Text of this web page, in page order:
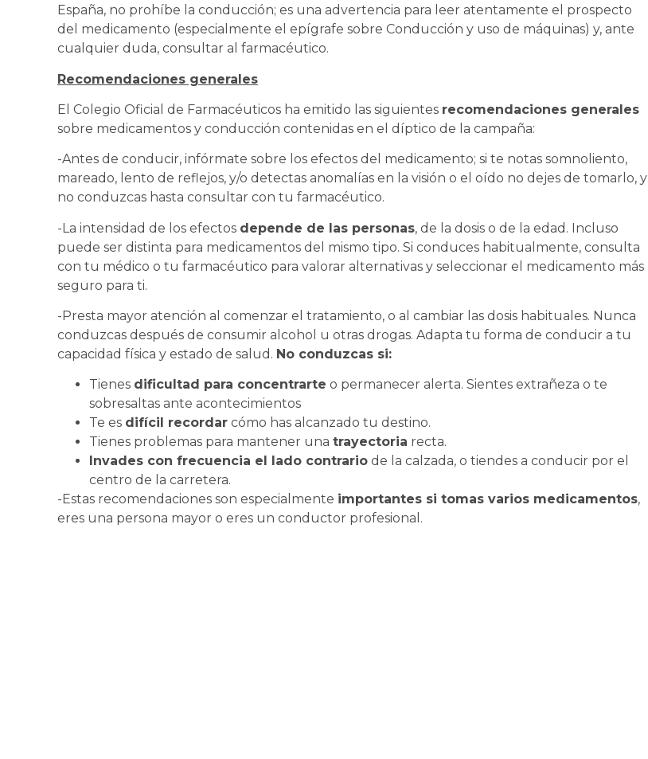
España, no prohíbe la conducción; es una advertencia para leer atentamente el prospecto
del medicamento (especialmente el epígrafe sobre Conducción y uso de máquinas) y, ante
cualquier duda, consultar al farmacéutico.
Recomendaciones generales
El Colegio Oficial de Farmacéuticos ha emitido las siguientes recomendaciones generales
sobre medicamentos y conducción contenidas en el díptico de la campaña:
-Antes de conducir, infórmate sobre los efectos del medicamento; si te notas somnoliento,
mareado, lento de reflejos, y/o detectas anomalías en la visión o el oído no dejes de tomarlo, y
no conduzcas hasta consultar con tu farmacéutico.
-La intensidad de los efectos depende de las personas, de la dosis o de la edad. Incluso
puede ser distinta para medicamentos del mismo tipo. Si conduces habitualmente, consulta
con tu médico o tu farmacéutico para valorar alternativas y seleccionar el medicamento más
seguro para ti.
-Presta mayor atención al comenzar el tratamiento, o al cambiar las dosis habituales. Nunca
conduzcas después de consumir alcohol u otras drogas. Adapta tu forma de conducir a tu
capacidad física y estado de salud. No conduzcas si:
Tienes dificultad para concentrarte o permanecer alerta. Sientes extrañeza o te
sobresaltas ante acontecimientos
Te es difícil recordar cómo has alcanzado tu destino.
Tienes problemas para mantener una trayectoria recta.
Invades con frecuencia el lado contrario de la calzada, o tiendes a conducir por el
centro de la carretera.
-Estas recomendaciones son especialmente importantes si tomas varios medicamentos,
eres una persona mayor o eres un conductor profesional.